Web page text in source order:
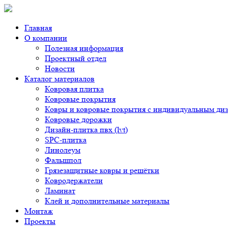
Главная
О компании
Полезная информация
Проектный отдел
Новости
Каталог материалов
Ковровая плитка
Ковровые покрытия
Ковры и ковровые покрытия с индивидуальным
Ковровые дорожки
Дизайн-плитка пвх (lvt)
SPC-плитка
Линолеум
Фальшпол
Грязезащитные ковры и решётки
Ковродержатели
Ламинат
Клей и дополнительные материалы
Монтаж
Проекты